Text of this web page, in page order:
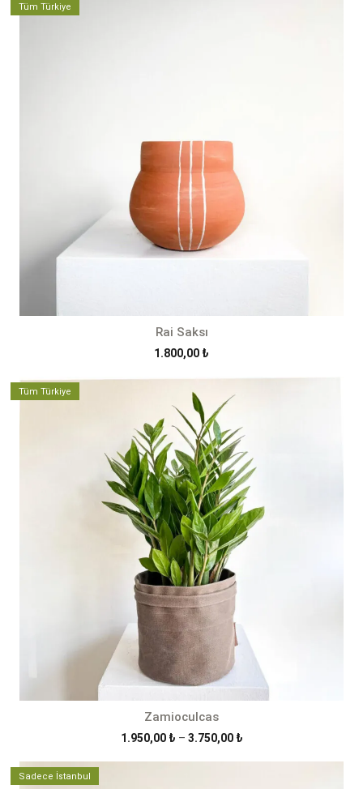
Tüm Türkiye
Rai Saksı
1.800,00 ₺
Tüm Türkiye
Zamioculcas
1.950,00 ₺ – 3.750,00 ₺Fiyat
Sadece İstanbul